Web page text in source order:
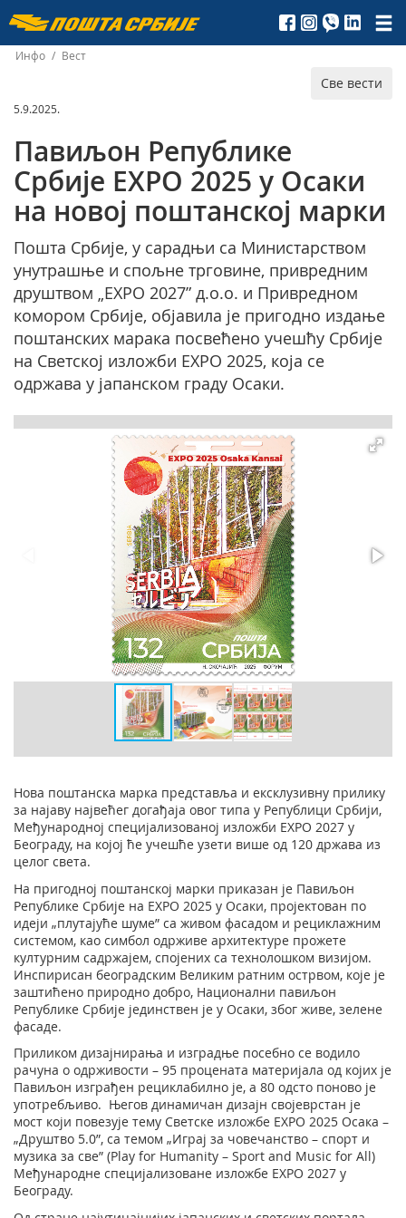
Пошта
Србије
д.о.о.
Инфо / Вест
Све вести
5.9.2025.
Павиљон Републике
Србије EXPO 2025 у Осаки
на новој поштанској марки
Пошта Србије, у сарадњи са Министарством
унутрашње и спољне трговине, привредним
друштвом „EXPO 2027” д.о.о. и Привредном
комором Србије, објавила је пригодно издање
поштанских марака посвећено учешћу Србије
на Светској изложби EXPO 2025, која се
одржава у јапанском граду Осаки.
Нова поштанска марка представља и ексклузивну прилику
за најаву највећег догађаја овог типа у Републици Србији,
Међународној специјализованој изложби EXPO 2027 у
Београду, на којој ће учешће узети више од 120 држава из
целог света.
На пригодној поштанској марки приказан je Павиљон
Републике Србије на EXPO 2025 у Осаки, пројектован по
идеји „плутајуће шуме” са живом фасадом и рециклажним
системом, као симбол одрживе архитектуре прожете
културним садржајем, спојених са технолошком визијом.
Инспирисан београдским Великим ратним острвом, које је
заштићено природно добро, Национални павиљон
Републике Србије јединствен је у Осаки, због живе, зелене
фасаде.
Приликом дизајнирања и изградње посебно се водило
рачуна о одрживости – 95 процената материјала од којих је
Павиљон изграђен рециклабилно је, а 80 одсто поново је
употребљиво. Његов динамичан дизајн својеврстан је
мост који повезује тему Светске изложбе EXPO 2025 Осака –
„Друштво 5.0”, са темом „Играј за човечанство – спорт и
музика за све” (Play for Humanity – Sport and Music for All)
Међународне специјализоване изложбе EXPO 2027 у
Београду.